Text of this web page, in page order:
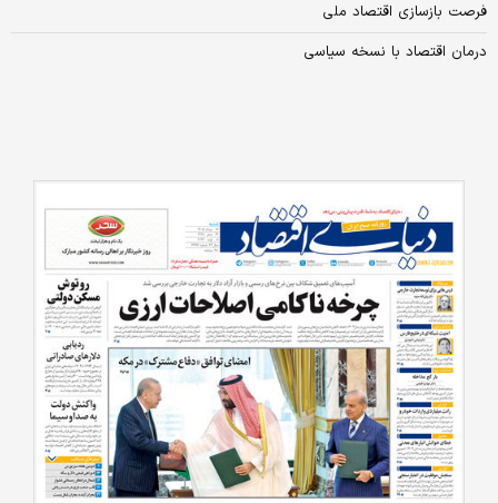
فرصت بازسازی اقتصاد ملی
درمان اقتصاد با نسخه سیاسی